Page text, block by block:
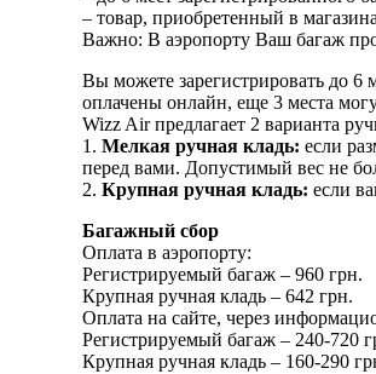
– товар, приобретенный в
Важно: В аэропорту Ваш багаж
Вы можете зарегистрировать до 6
оплачены онлайн, еще 3 места
Wizz Air предлагает 2 варианта
1. Мелкая ручная кладь: если
перед вами. Допустимый вес не
2. Крупная ручная кладь: если
Багажный сбор
Оплата в аэропорту:
Регистрируемый багаж – 960 грн.
Крупная ручная кладь – 642 грн.
Оплата на сайте, через
Регистрируемый багаж – 240-720
Крупная ручная кладь – 160-290